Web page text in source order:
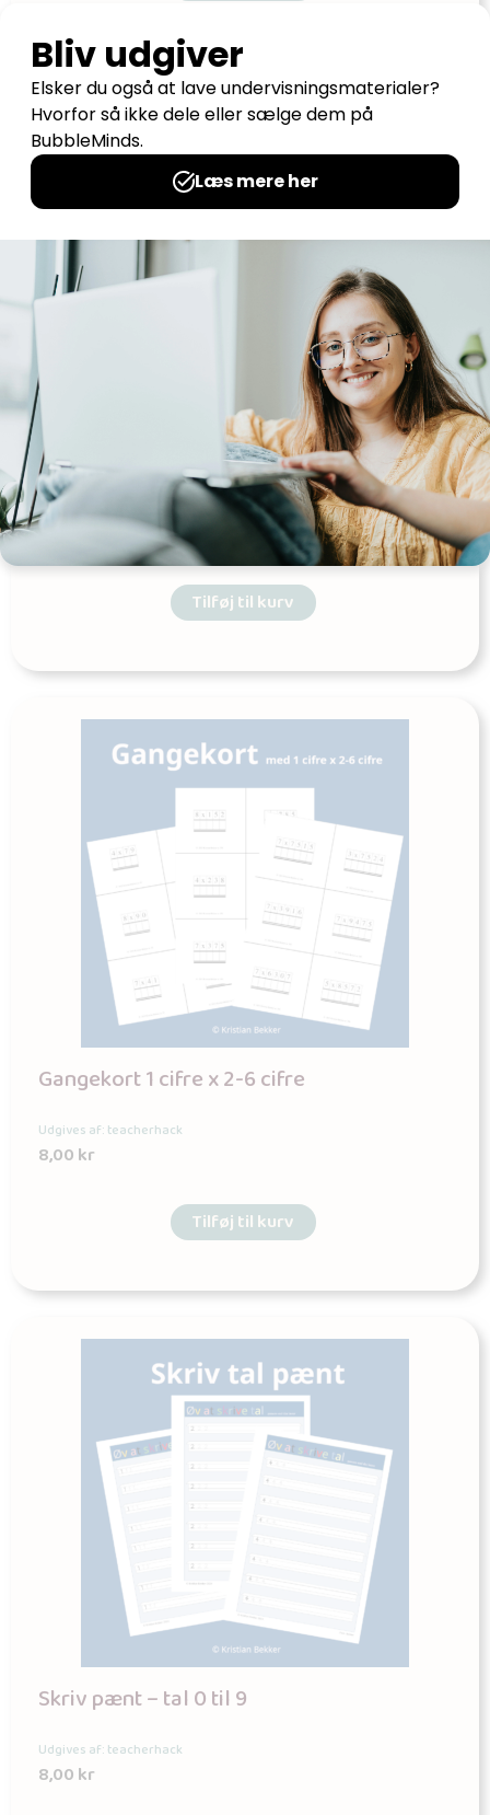
Gangekort 2 cifre x 2-4 cifre
Udgives af: teacherhack
Tilføj til kurv
Gangekort 1 cifre x 2-6 cifre
Udgives af: teacherhack
8,00kr
Tilføj til kurv
Skriv pænt – tal 0 til 9
Udgives af: teacherhack
8,00kr